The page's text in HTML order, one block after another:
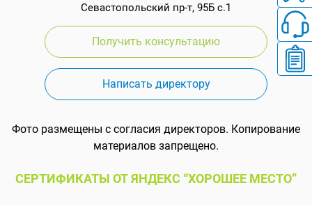
Севастопольский пр-т, 95Б с.1
Получить консультацию
Написать директору
Фото размещены с согласия директоров. Копирование
материалов запрещено.
СЕРТИФИКАТЫ ОТ ЯНДЕКС “ХОРОШЕЕ МЕСТО”